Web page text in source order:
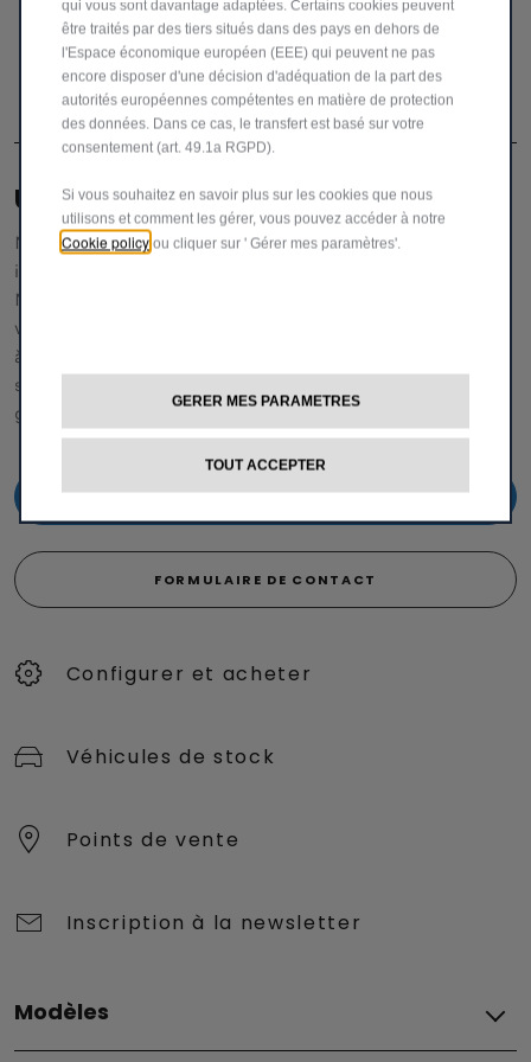
UNE ÉQUIPE DÉDIÉE POUR VOUS AIDER
Notre service clientèle vous fournira toutes les
informations et l'assistance dont vous avez besoin.
N'hésitez pas à demander des détails spécifiques sur nos
véhicules,
à nous faire part de vos réclamations ou de vos
suggestions pour améliorer notre service.0800 28 111 (via
gsm)
0800 28 111
FORMULAIRE DE CONTACT
Configurer et acheter
Véhicules de stock
Points de vente
Inscription à la newsletter
Modèles
qui vous sont davantage adaptées. Certains cookies peuvent
être traités par des tiers situés dans des pays en dehors de
l'Espace économique européen (EEE) qui peuvent ne pas
encore disposer d'une décision d'adéquation de la part des
autorités européennes compétentes en matière de protection
des données. Dans ce cas, le transfert est basé sur votre
consentement (art. 49.1a RGPD).
Si vous souhaitez en savoir plus sur les cookies que nous
utilisons et comment les gérer, vous pouvez accéder à notre
Cookie policy ou cliquer sur ' Gérer mes paramètres'.
GERER MES PARAMETRES
TOUT ACCEPTER